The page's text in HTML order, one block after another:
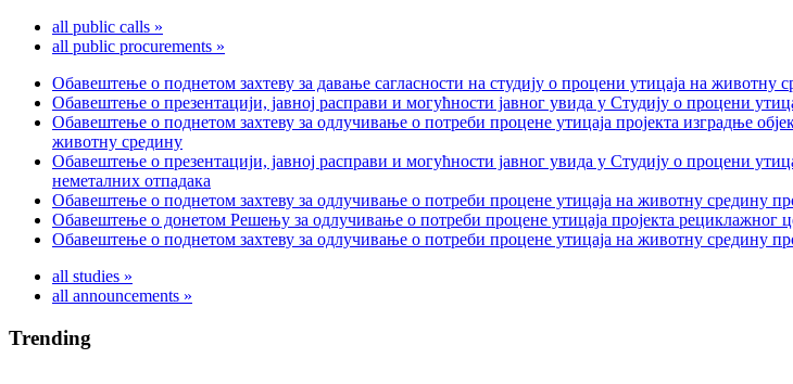
all public calls »
all public procurements »
Обавештење о поднетом захтеву за давање сагласности на студију о процени утицаја на животну
Обавештење о презентацији, јавној расправи и могућности јавног увида у Студију о процени
Обавештење о поднетом захтеву за одлучивање о потреби процене утицаја пројекта изградње
животну средину
Обавештење о презентацији, јавној расправи и могућности јавног увида у Студију о процени
неметалних отпадака
Обавештење о поднетом захтеву за одлучивање о потреби процене утицаја на животну средину
Обавештење о донетом Решењу за одлучивање о потреби процене утицаја пројекта рециклажног
Обавештење о поднетом захтеву за одлучивање о потреби процене утицаја на животну средину
all studies »
all announcements »
Trending